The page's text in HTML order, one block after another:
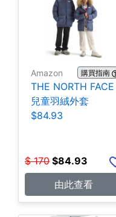
Amazon 購買指南
THE NORTH FACE
兒童羽絨外套
$84.93
$ 170 $84.93
由此查看